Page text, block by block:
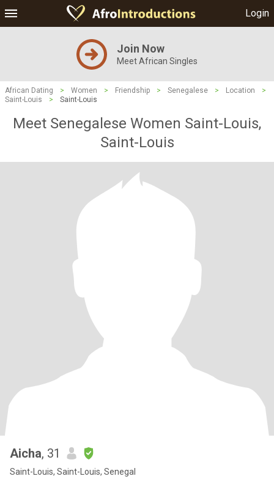
Login
Join Now
Meet African Singles
African Dating > Women > Friendship > Senegalese > Location
>
Saint-Louis
> Saint-Louis
Meet Senegalese Women Saint-Louis,
Saint-Louis
Aicha, 31
Saint-Louis, Saint-Louis, Senegal